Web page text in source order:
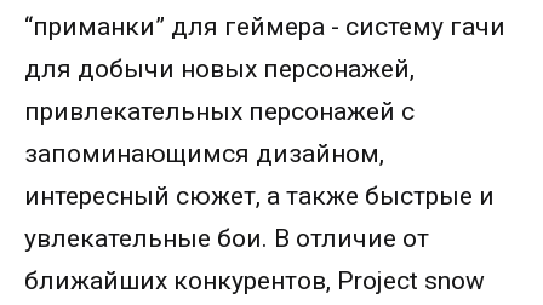
“приманки” для геймера - систему гачи
для добычи новых персонажей,
привлекательных персонажей с
запоминающимся дизайном,
интересный сюжет, а также быстрые и
увлекательные бои. В отличие от
ближайших конкурентов, Project snow